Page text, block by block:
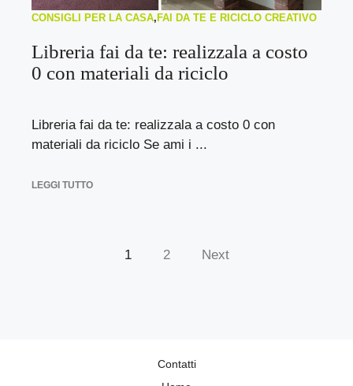
CONSIGLI PER LA CASA,FAI DA TE E RICICLO CREATIVO
Libreria fai da te: realizzala a costo
0 con materiali da riciclo
Libreria fai da te: realizzala a costo 0 con
materiali da riciclo Se ami i ...
LEGGI TUTTO
1 2 Next
Contatti